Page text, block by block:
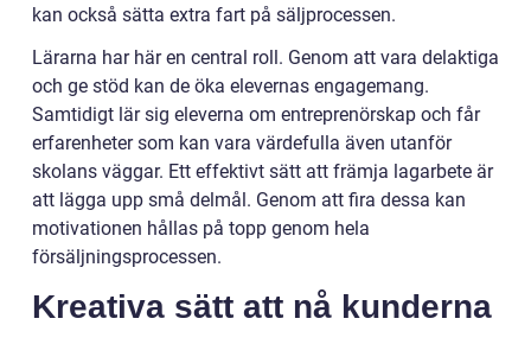
kan också sätta extra fart på säljprocessen.
Lärarna har här en central roll. Genom att vara delaktiga
och ge stöd kan de öka elevernas engagemang.
Samtidigt lär sig eleverna om entreprenörskap och får
erfarenheter som kan vara värdefulla även utanför
skolans väggar. Ett effektivt sätt att främja lagarbete är
att lägga upp små delmål. Genom att fira dessa kan
motivationen hållas på topp genom hela
försäljningsprocessen.
Kreativa sätt att nå kunderna